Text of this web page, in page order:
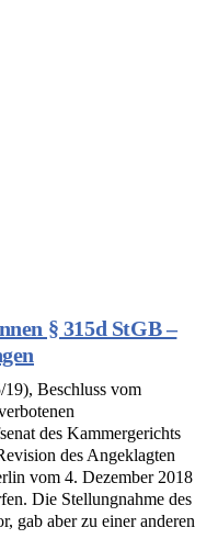
§ 315d StGB –
Beschluss vom
des Kammergerichts
des Angeklagten
vom 4. Dezember 2018
Die Stellungnahme des
gab aber zu einer anderen